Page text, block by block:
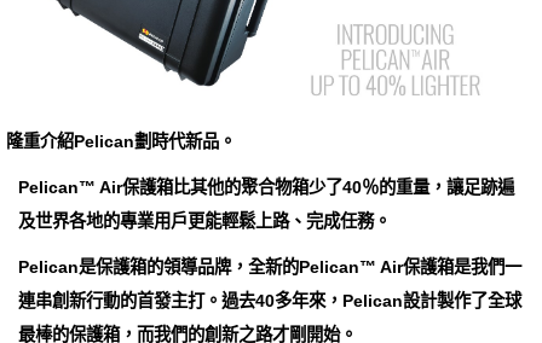
隆重介紹Pelican劃時代新品。
Pelican™ Air保護箱比其他的聚合物箱少了40％的重量，讓足跡遍
及世界各地的專業用戶更能輕鬆上路、完成任務。
Pelican是保護箱的領導品牌，全新的Pelican™ Air保護箱是我們一
連串創新行動的首發主打。過去40多年來，Pelican設計製作了全球
最棒的保護箱，而我們的創新之路才剛開始。